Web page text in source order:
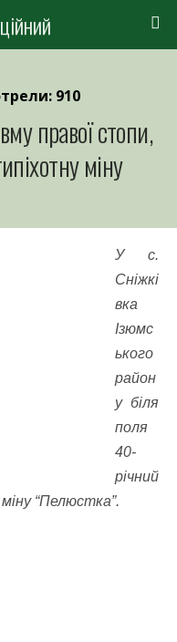
910
правої стопи,
міну
У с.
Сніжкі
вка
Ізюмс
ького
район
у біля
поля
40-
річний
“Пелюстка”.